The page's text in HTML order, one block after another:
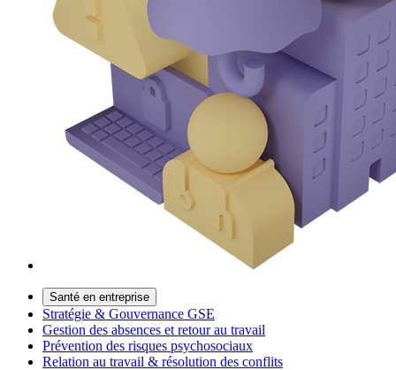
Santé en entreprise
Stratégie & Gouvernance GSE
Gestion des absences et retour au travail
Prévention des risques psychosociaux
Relation au travail & résolution des conflits